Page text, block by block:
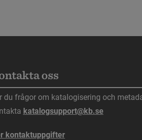
nytt fönster.
oss
du frågor om katalogisering och
katalogsupport@kb.se
kontaktuppgifter